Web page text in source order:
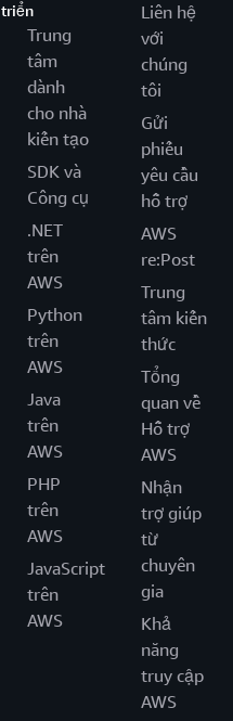
triển
Trung
tâm
dành
cho nhà
kiến tạo
SDK và
Công cụ
.NET
trên
AWS
Python
trên
AWS
Java
trên
AWS
PHP
trên
AWS
JavaScript
trên
AWS
Liên hệ
với
chúng
tôi
Gửi
phiếu
yêu cầu
hỗ trợ
AWS
re:Post
Trung
tâm kiến
thức
Tổng
quan về
Hỗ trợ
AWS
Nhận
trợ giúp
từ
chuyên
gia
Khả
năng
truy cập
AWS